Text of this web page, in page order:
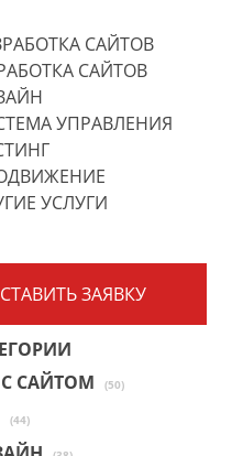
САЙТОВ
САЙТОВ
УПРАВЛЕНИЯ
УСЛУГИ
ЗАЯВКУ
САЙТОМ
(50)
(44)